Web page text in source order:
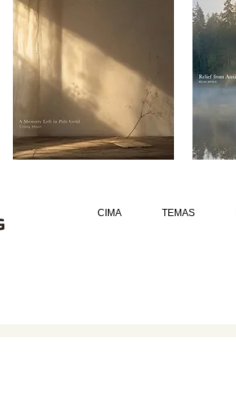
CIMA TEMAS